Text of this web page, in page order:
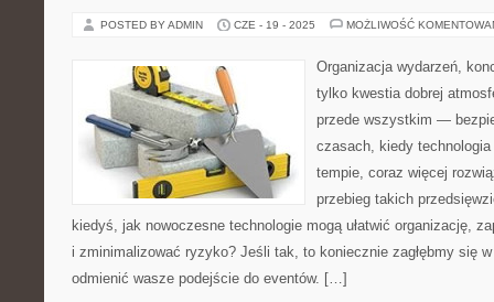
POSTED BY ADMIN CZE - 19 - 2025 MOŻLIWOŚĆ
Organizacja wydarzeń,
tylko kwestia dobrej
przede wszystkim —
czasach, kiedy
tempie, coraz więcej
przebieg takich
kiedyś, jak nowoczesne technologie mogą ułatwić organizację,
i zminimalizować ryzyko? Jeśli tak, to koniecznie zagłębmy się
odmienić wasze podejście do eventów. […]